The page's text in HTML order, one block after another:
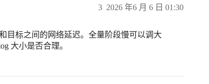
2026 年6 月 6 日 01:30
3
目标之间的网络延迟。全量阶段慢可以调大
大小是否合理。